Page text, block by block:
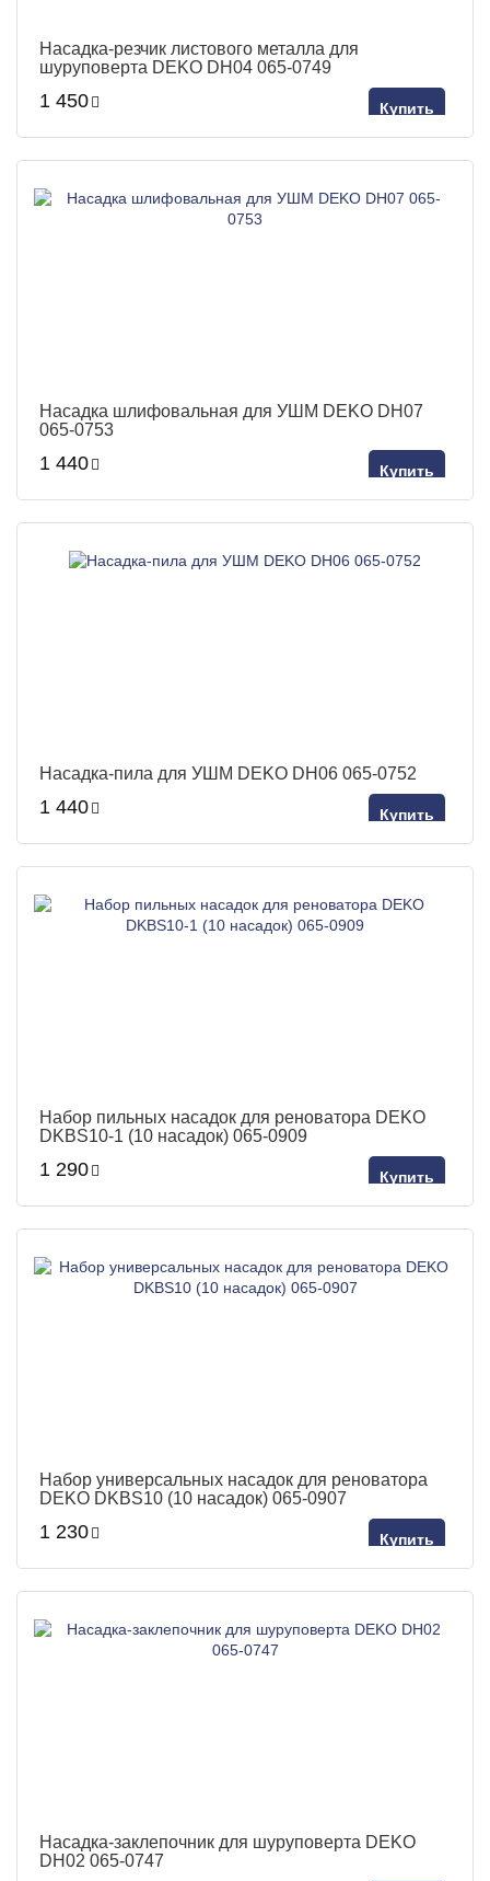
Насадка-резчик листового металла для
шуруповерта DEKO DH04 065-0749
1 450 Купить
Насадка шлифовальная для УШМ DEKO DH07
065-0753
1 440 Купить
Насадка-пила для УШМ DEKO DH06 065-0752
1 440 Купить
Набор пильных насадок для реноватора DEKO
DKBS10-1 (10 насадок) 065-0909
1 290 Купить
Набор универсальных насадок для реноватора
DEKO DKBS10 (10 насадок) 065-0907
1 230 Купить
Насадка-заклепочник для шуруповерта DEKO
DH02 065-0747